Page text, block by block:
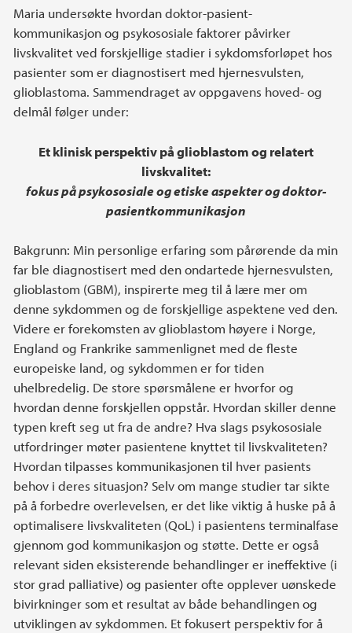
Maria undersøkte hvordan doktor-pasient-
kommunikasjon og psykososiale faktorer påvirker
livskvalitet ved forskjellige stadier i sykdomsforløpet hos
pasienter som er diagnostisert med hjernesvulsten,
glioblastoma. Sammendraget av oppgavens hoved- og
delmål følger under:
Et klinisk perspektiv på glioblastom og relatert
livskvalitet:
fokus på psykososiale og etiske aspekter og doktor-
pasientkommunikasjon
Bakgrunn: Min personlige erfaring som pårørende da min
far ble diagnostisert med den ondartede hjernesvulsten,
glioblastom (GBM), inspirerte meg til å lære mer om
denne sykdommen og de forskjellige aspektene ved den.
Videre er forekomsten av glioblastom høyere i Norge,
England og Frankrike sammenlignet med de fleste
europeiske land, og sykdommen er for tiden
uhelbredelig. De store spørsmålene er hvorfor og
hvordan denne forskjellen oppstår. Hvordan skiller denne
typen kreft seg ut fra de andre? Hva slags psykososiale
utfordringer møter pasientene knyttet til livskvaliteten?
Hvordan tilpasses kommunikasjonen til hver pasients
behov i deres situasjon? Selv om mange studier tar sikte
på å forbedre overlevelsen, er det like viktig å huske på å
optimalisere livskvaliteten (QoL) i pasientens terminalfase
gjennom god kommunikasjon og støtte. Dette er også
relevant siden eksisterende behandlinger er ineffektive (i
stor grad palliative) og pasienter ofte opplever uønskede
bivirkninger som et resultat av både behandlingen og
utviklingen av sykdommen. Et fokusert perspektiv for å